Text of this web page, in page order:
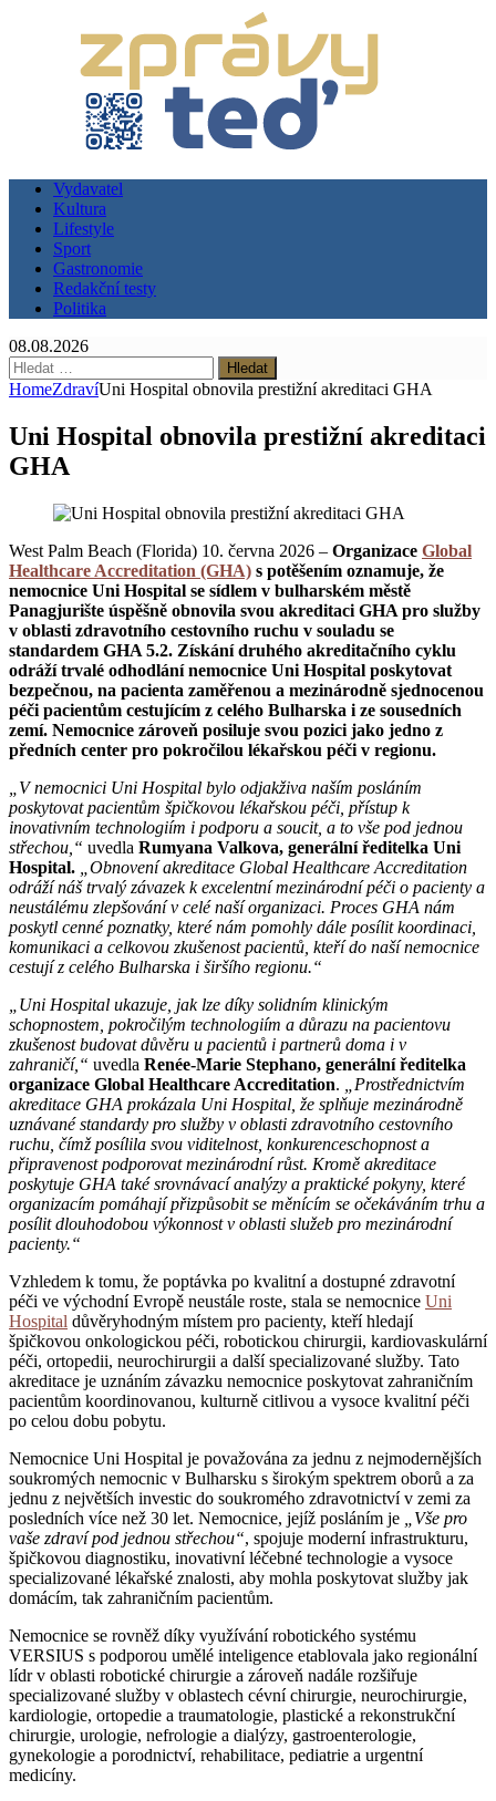
Vydavatel
Kultura
Lifestyle
Sport
Gastronomie
Redakční testy
Politika
08.08.2026
Vyhledávání
HomeZdravíUni Hospital obnovila prestižní akreditaci GHA
Uni Hospital obnovila prestižní akreditaci
GHA
West Palm Beach (Florida) 10. června 2026 – Organizace Global
Healthcare Accreditation (GHA) s potěšením oznamuje, že
nemocnice Uni Hospital se sídlem v bulharském městě
Panagjurište úspěšně obnovila svou akreditaci GHA pro služby
v oblasti zdravotního cestovního ruchu v souladu se
standardem GHA 5.2. Získání druhého akreditačního cyklu
odráží trvalé odhodlání nemocnice Uni Hospital poskytovat
bezpečnou, na pacienta zaměřenou a mezinárodně sjednocenou
péči pacientům cestujícím z celého Bulharska i ze sousedních
zemí. Nemocnice zároveň posiluje svou pozici jako jedno z
předních center pro pokročilou lékařskou péči v regionu.
„V nemocnici Uni Hospital bylo odjakživa naším posláním
poskytovat pacientům špičkovou lékařskou péči, přístup k
inovativním technologiím i podporu a soucit, a to vše pod jednou
střechou,“ uvedla Rumyana Valkova, generální ředitelka Uni
Hospital.
„Obnovení akreditace Global Healthcare Accreditation
odráží náš trvalý závazek k excelentní mezinárodní péči o pacienty a
neustálému zlepšování v celé naší organizaci. Proces GHA nám
poskytl cenné poznatky, které nám pomohly dále posílit koordinaci,
komunikaci a celkovou zkušenost pacientů, kteří do naší nemocnice
cestují z celého Bulharska i širšího regionu.“
„Uni Hospital ukazuje, jak lze díky solidním klinickým
schopnostem, pokročilým technologiím a důrazu na pacientovu
zkušenost budovat důvěru u pacientů i partnerů doma i v
zahraničí,“ uvedla Renée-Marie Stephano, generální ředitelka
organizace Global Healthcare Accreditation.
„Prostřednictvím
akreditace GHA prokázala Uni Hospital, že splňuje mezinárodně
uznávané standardy pro služby v oblasti zdravotního cestovního
ruchu, čímž posílila svou viditelnost, konkurenceschopnost a
připravenost podporovat mezinárodní růst. Kromě akreditace
poskytuje GHA také srovnávací analýzy a praktické pokyny, které
organizacím pomáhají přizpůsobit se měnícím se očekáváním trhu a
posílit dlouhodobou výkonnost v oblasti služeb pro mezinárodní
pacienty.“
Vzhledem k tomu, že poptávka po kvalitní a dostupné zdravotní
péči ve východní Evropě neustále roste, stala se nemocnice Uni
Hospital důvěryhodným místem pro pacienty, kteří hledají
špičkovou onkologickou péči, robotickou chirurgii, kardiovaskulární
péči, ortopedii, neurochirurgii a další specializované služby. Tato
akreditace je uznáním závazku nemocnice poskytovat zahraničním
pacientům koordinovanou, kulturně citlivou a vysoce kvalitní péči
po celou dobu pobytu.
Nemocnice Uni Hospital je považována za jednu z nejmodernějších
soukromých nemocnic v Bulharsku s širokým spektrem oborů a za
jednu z největších investic do soukromého zdravotnictví v zemi za
posledních více než 30 let. Nemocnice, jejíž posláním je
„Vše pro
vaše zdraví pod jednou střechou“, spojuje moderní infrastrukturu,
špičkovou diagnostiku, inovativní léčebné technologie a vysoce
specializované lékařské znalosti, aby mohla poskytovat služby jak
domácím, tak zahraničním pacientům.
Nemocnice se rovněž díky využívání robotického systému
VERSIUS s podporou umělé inteligence etablovala jako regionální
lídr v oblasti robotické chirurgie a zároveň nadále rozšiřuje
specializované služby v oblastech cévní chirurgie, neurochirurgie,
kardiologie, ortopedie a traumatologie, plastické a rekonstrukční
chirurgie, urologie, nefrologie a dialýzy, gastroenterologie,
gynekologie a porodnictví, rehabilitace, pediatrie a urgentní
medicíny.